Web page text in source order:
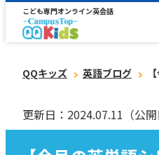
こども専門オンライン英会話
QQキッズ 英語ブログ
更新日：2024.07.11 （公